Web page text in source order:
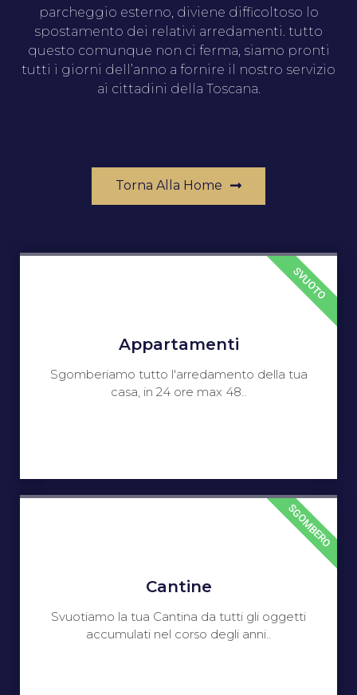
parcheggio esterno, diviene difficoltoso lo
spostamento dei relativi arredamenti. tutto
questo comunque non ci ferma, siamo pronti
tutti i giorni dell’anno a fornire il nostro servizio
ai cittadini della Toscana.
Torna Alla Home
Appartamenti
Sgomberiamo tutto l'arredamento della tua
casa, in 24 ore max 48..
SVUOTO
Cantine
Svuotiamo la tua Cantina da tutti gli oggetti
accumulati nel corso degli anni..
SGOMBERO